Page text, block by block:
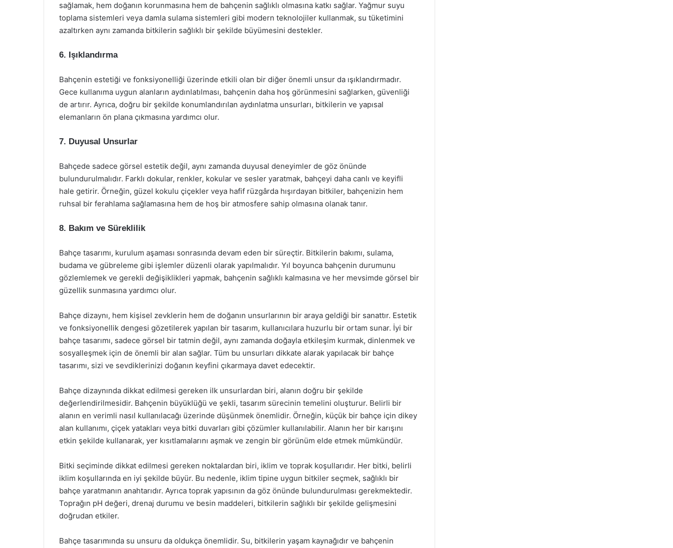
sağlamak, hem doğanın korunmasına hem de bahçenin sağlıklı olmasına katkı sağlar. Yağmur suyu
toplama sistemleri veya damla sulama sistemleri gibi modern teknolojiler kullanmak, su tüketimini
azaltırken aynı zamanda bitkilerin sağlıklı bir şekilde büyümesini destekler.
6. Işıklandırma
Bahçenin estetiği ve fonksiyonelliği üzerinde etkili olan bir diğer önemli unsur da ışıklandırmadır.
Gece kullanıma uygun alanların aydınlatılması, bahçenin daha hoş görünmesini sağlarken, güvenliği
de artırır. Ayrıca, doğru bir şekilde konumlandırılan aydınlatma unsurları, bitkilerin ve yapısal
elemanların ön plana çıkmasına yardımcı olur.
7. Duyusal Unsurlar
Bahçede sadece görsel estetik değil, aynı zamanda duyusal deneyimler de göz önünde
bulundurulmalıdır. Farklı dokular, renkler, kokular ve sesler yaratmak, bahçeyi daha canlı ve keyifli
hale getirir. Örneğin, güzel kokulu çiçekler veya hafif rüzgârda hışırdayan bitkiler, bahçenizin hem
ruhsal bir ferahlama sağlamasına hem de hoş bir atmosfere sahip olmasına olanak tanır.
8. Bakım ve Süreklilik
Bahçe tasarımı, kurulum aşaması sonrasında devam eden bir süreçtir. Bitkilerin bakımı, sulama,
budama ve gübreleme gibi işlemler düzenli olarak yapılmalıdır. Yıl boyunca bahçenin durumunu
gözlemlemek ve gerekli değişiklikleri yapmak, bahçenin sağlıklı kalmasına ve her mevsimde görsel bir
güzellik sunmasına yardımcı olur.
Bahçe dizaynı, hem kişisel zevklerin hem de doğanın unsurlarının bir araya geldiği bir sanattır. Estetik
ve fonksiyonellik dengesi gözetilerek yapılan bir tasarım, kullanıcılara huzurlu bir ortam sunar. İyi bir
bahçe tasarımı, sadece görsel bir tatmin değil, aynı zamanda doğayla etkileşim kurmak, dinlenmek ve
sosyalleşmek için de önemli bir alan sağlar. Tüm bu unsurları dikkate alarak yapılacak bir bahçe
tasarımı, sizi ve sevdiklerinizi doğanın keyfini çıkarmaya davet edecektir.
Bahçe dizaynında dikkat edilmesi gereken ilk unsurlardan biri, alanın doğru bir şekilde
değerlendirilmesidir. Bahçenin büyüklüğü ve şekli, tasarım sürecinin temelini oluşturur. Belirli bir
alanın en verimli nasıl kullanılacağı üzerinde düşünmek önemlidir. Örneğin, küçük bir bahçe için dikey
alan kullanımı, çiçek yatakları veya bitki duvarları gibi çözümler kullanılabilir. Alanın her bir karışını
etkin şekilde kullanarak, yer kısıtlamalarını aşmak ve zengin bir görünüm elde etmek mümkündür.
Bitki seçiminde dikkat edilmesi gereken noktalardan biri, iklim ve toprak koşullarıdır. Her bitki, belirli
iklim koşullarında en iyi şekilde büyür. Bu nedenle, iklim tipine uygun bitkiler seçmek, sağlıklı bir
bahçe yaratmanın anahtarıdır. Ayrıca toprak yapısının da göz önünde bulundurulması gerekmektedir.
Toprağın pH değeri, drenaj durumu ve besin maddeleri, bitkilerin sağlıklı bir şekilde gelişmesini
doğrudan etkiler.
Bahçe tasarımında su unsuru da oldukça önemlidir. Su, bitkilerin yaşam kaynağıdır ve bahçenin